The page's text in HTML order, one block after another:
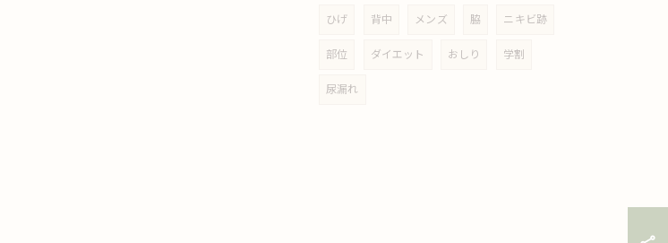
ひげ 背中 メンズ 脇 ニキビ跡
部位 ダイエット おしり 学割
尿漏れ